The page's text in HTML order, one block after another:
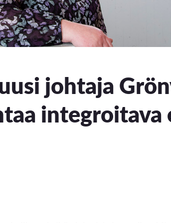
Opintoseteli
johtaja
integroitava